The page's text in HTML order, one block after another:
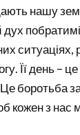
нашу
ситуаціях,
Її день –
боротьба
кожен з нас